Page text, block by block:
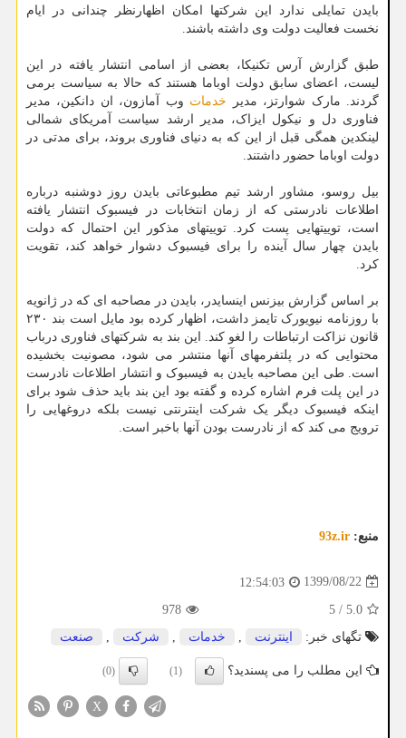
بایدن تمایلی ندارد این شرکتها امکان اظهارنظر چندانی در ایام
نخست فعالیت دولت وی داشته باشند.
طبق گزارش آرس تکنیکا، بعضی از اسامی انتشار یافته در این
لیست، اعضای سابق دولت اوباما هستند که حالا به سیاست برمی
گردند. مارک شوارتز، مدیر خدمات وب آمازون، ان دانکین، مدیر
فناوری دل و نیکول ایزاک، مدیر ارشد سیاست آمریکای شمالی
لینکدین همگی قبل از این که به دنیای فناوری بروند، برای مدتی در
دولت اوباما حضور داشتند.
بیل روسو، مشاور ارشد تیم مطبوعاتی بایدن روز دوشنبه درباره
اطلاعات نادرستی که از زمان انتخابات در فیسبوک انتشار یافته
است، توییتهایی پست کرد. توییتهای مذکور این احتمال که دولت
بایدن چهار سال آینده را برای فیسبوک دشوار خواهد کند، تقویت
کرد.
بر اساس گزارش بیزنس اینسایدر، بایدن در مصاحبه ای که در ژانویه
با روزنامه نیویورک تایمز داشت، اظهار کرده بود مایل است بند ۲۳۰
قانون نزاکت ارتباطات را لغو کند. این بند به شرکتهای فناوری درباب
محتوایی که در پلتفرمهای آنها منتشر می شود، مصونیت بخشیده
است. طی این مصاحبه بایدن به فیسبوک و انتشار اطلاعات نادرست
در این پلت فرم اشاره کرده و گفته بود این بند باید حذف شود برای
اینکه فیسبوک دیگر یک شرکت اینترنتی نیست بلکه دروغهایی را
ترویج می کند که از نادرست بودن آنها باخبر است.
منبع: 93z.ir
1399/08/22
12:54:03
5.0
/
5
978
تگهای خبر:
اینترنت خدمات شركت صنعت
این مطلب را می پسندید؟ (1)
(0)
X